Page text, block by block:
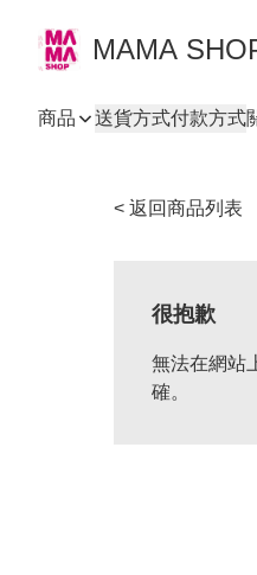
MAMA
商品 送貨方式付款方式
< 返回商品列表
很抱歉
無法在網站
確。